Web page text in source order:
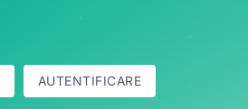
AUTENTIFICARE